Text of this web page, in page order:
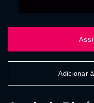
Adicionar